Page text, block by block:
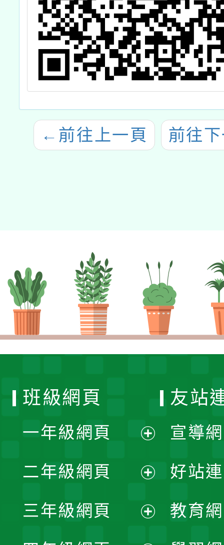
← 前往上一頁 前往
班級網頁
一年級網頁
開
選
二年級網頁
開
三年級網頁
友站
宣導
好站
教育